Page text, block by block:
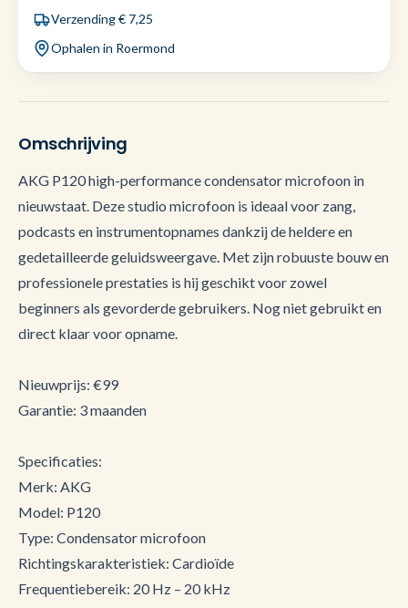
Verzending € 7,25
Ophalen in Roermond
Omschrijving
AKG P120 high-performance condensator microfoon in
nieuwstaat. Deze studio microfoon is ideaal voor zang,
podcasts en instrumentopnames dankzij de heldere en
gedetailleerde geluidsweergave. Met zijn robuuste bouw en
professionele prestaties is hij geschikt voor zowel
beginners als gevorderde gebruikers. Nog niet gebruikt en
direct klaar voor opname.
Nieuwprijs: €99
Garantie: 3 maanden
Specificaties:
Merk: AKG
Model: P120
Type: Condensator microfoon
Richtingskarakteristiek: Cardioïde
Frequentiebereik: 20 Hz – 20 kHz